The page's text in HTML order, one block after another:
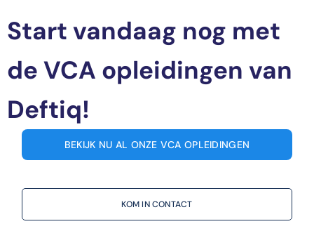
Start vandaag nog met
de VCA opleidingen van
Deftiq!
BEKIJK NU AL ONZE VCA OPLEIDINGEN
KOM IN CONTACT